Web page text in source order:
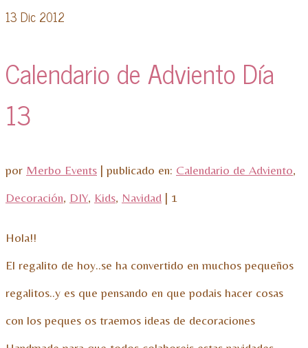
13 Dic 2012
Calendario de Adviento Día
13
por Merbo Events | publicado en: Calendario de Adviento,
Decoración, DIY, Kids, Navidad | 1
Hola!!
El regalito de hoy..se ha convertido en muchos pequeños
regalitos..y es que pensando en que podais hacer cosas
con los peques os traemos ideas de decoraciones